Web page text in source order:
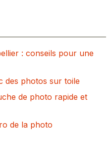
: conseils pour une
des photos sur toile
de photo rapide et
de la photo